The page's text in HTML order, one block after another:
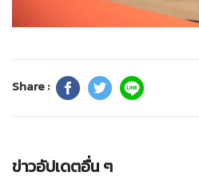
Share :
ข่าวอัปเดตอื่น ๆ